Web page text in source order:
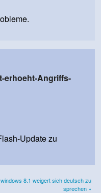
erhoeht-Angriffs-
Update zu
windows 8.1 weigert sich deutsch zu
sprechen »